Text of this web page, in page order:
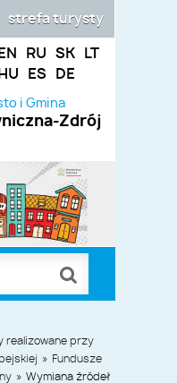
i Gmina
Zdrój
EN RU SK
LT
HU
ES DE
strefa turysty
realizowane przy
» Fundusze
» Wymiana źródeł